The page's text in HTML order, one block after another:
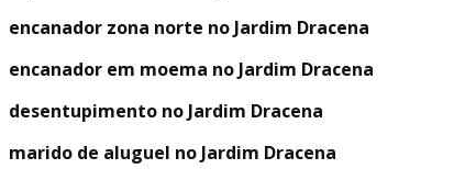
encanador zona norte no Jardim Dracena
encanador em moema no Jardim Dracena
desentupimento no Jardim Dracena
marido de aluguel no Jardim Dracena